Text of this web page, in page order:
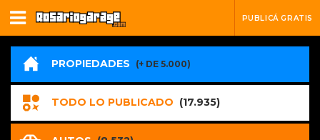
PUBLICÁ GRATIS
PROPIEDADES (+ DE 5.000)
TODO LO PUBLICADO (17.935)